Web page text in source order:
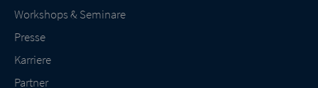
Workshops & Seminare
Presse
Karriere
Partner